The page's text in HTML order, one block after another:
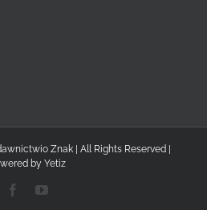
Znak | All Rights Reserved |
by Yetiz
FacebookYouTube